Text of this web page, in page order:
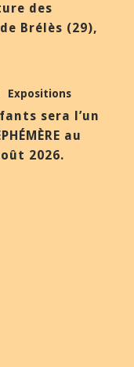
des
Brélès (29),
Expositions
sera l’un
au
2026.